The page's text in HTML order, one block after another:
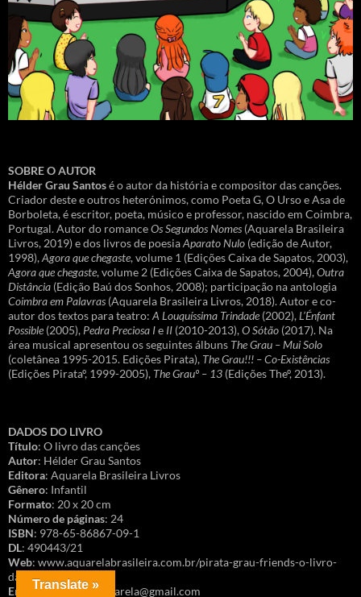
SOBRE O AUTOR
Hélder Grau Santosé o autor da história e compositor das canções.
Criador deste e outros heterónimos, como Poeta G, O Urso e Asa de
Borboleta, é escritor, poeta, músico e professor, nascido em Coimbra,
Portugal. Autor do romanceOs Segundos Nomes (Aquarela Brasileira
Livros, 2019) e dos livros de poesiaAparato Nulo (edição de Autor,
1998),Agora que chegaste, volume 1 (Edições Caixa de Sapatos, 2003),
Agora que chegaste, volume 2 (Edições Caixa de Sapatos, 2004),Outra
Distância (Edição Baú dos Sonhos, 2008); participação na antologia
Coimbra em Palavras (Aquarela Brasileira Livros, 2018). Autor e co-
autor dos textos para teatro: A Louquíssima Trindade (2002),L’Énfant
Possible (2005), Pedra Preciosa Ie II (2010-2013),O Sótão (2017). Na
área musical apresentou os seguintes álbuns The Grau – Mui Solo
(coletânea 1995-2015. Edições Pirata), The Grau!!! – Co-Existências
(Edições Pirataº, 1999-2005), The Grauº – 13 (Edições Theº, 2013).
DADOS DO LIVRO
Título: O livro das canções
Autor: Hélder Grau Santos
Editora: Aquarela Brasileira Livros
Gênero: Infantil
Formato: 20 x 20 cm
Número de páginas: 24
ISBN: 978-65-86867-09-1
DL: 490443/21
Web: www.aquarelabrasileira.com.br/pirata-grau-friends-o-livro-
das-cancoes
Encomendas: faleaquarela@gmail.com
Translate »